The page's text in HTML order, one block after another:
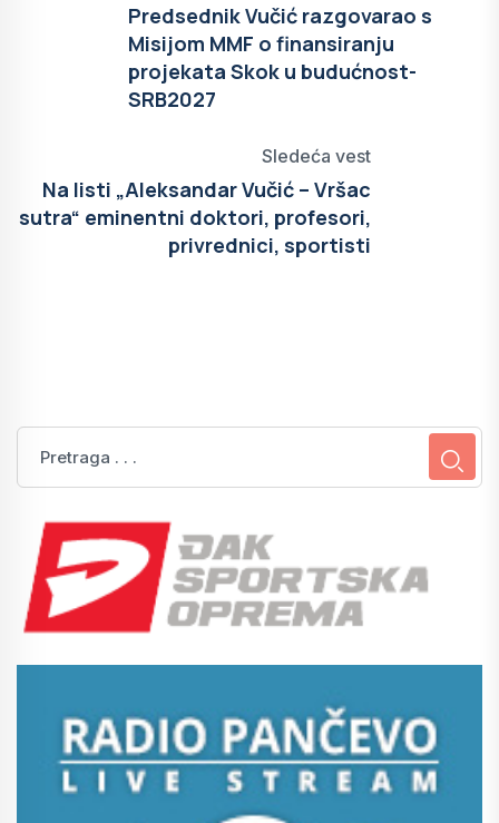
Predsednik Vučić razgovarao s
Misijom MMF o finansiranju
projekata Skok u budućnost-
SRB2027
Sledeća vest
Na listi „Aleksandar Vučić – Vršac
sutra“ eminentni doktori, profesori,
privrednici, sportisti